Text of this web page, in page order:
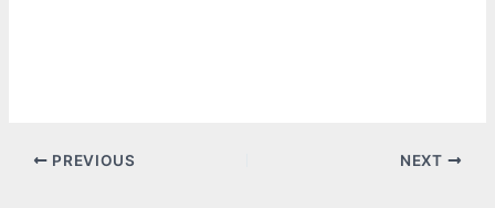
PREVIOUS NEXT